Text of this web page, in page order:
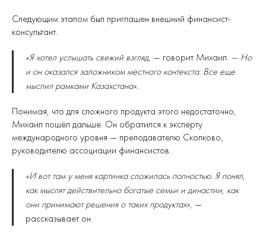
Следующим этапом был приглашен внешний финансист-
консультант.
«Я хотел услышать свежий взгляд, — говорит Михаил. — Но
и он оказался заложником местного контекста. Все еще
мыслил рамками Казахстана».
Понимая, что для сложного продукта этого недостаточно,
Михаил пошёл дальше. Он обратился к эксперту
международного уровня — преподавателю Сколково,
руководителю ассоциации финансистов.
«И вот там у меня картинка сложилась полностью. Я понял,
как мыслят действительно богатые семьи и династии, как
они принимают решения о таких продуктах», —
рассказывает он.